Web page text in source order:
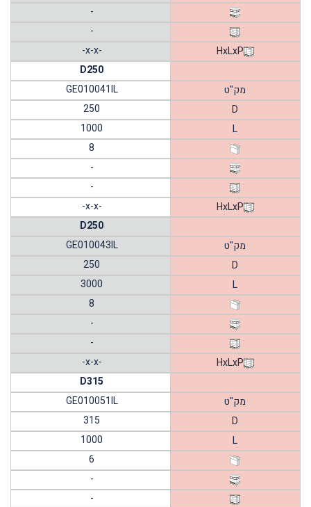
-
-
HxLxP
-x-x-
D250
מק"ט
GE010041IL
D
250
L
1000
8
-
-
HxLxP
-x-x-
D250
מק"ט
GE010043IL
D
250
L
3000
8
-
-
HxLxP
-x-x-
D315
מק"ט
GE010051IL
D
315
L
1000
6
-
-